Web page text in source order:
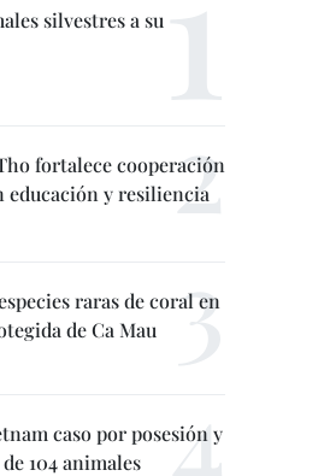
silvestres a su
fortalece cooperación
educación y resiliencia
raras de coral en
de Ca Mau
caso por posesión y
104 animales